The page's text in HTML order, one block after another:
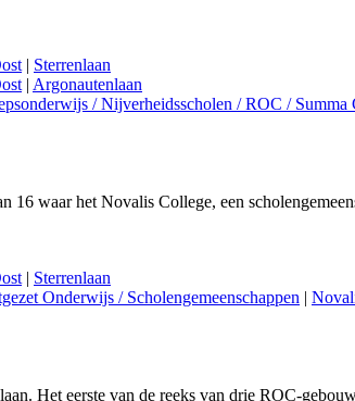
| Sterrenlaan
| Argonautenlaan
/ Nijverheidsscholen / ROC / Summa
16 waar het Novalis College, een
| Sterrenlaan
Onderwijs / Scholengemeenschappen |
Het eerste van de reeks van drie ROC-